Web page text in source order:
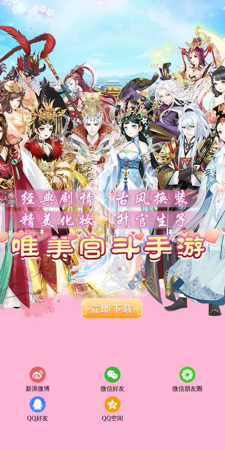
新浪微博 微信好友 微信朋友圈
QQ好友 QQ空间